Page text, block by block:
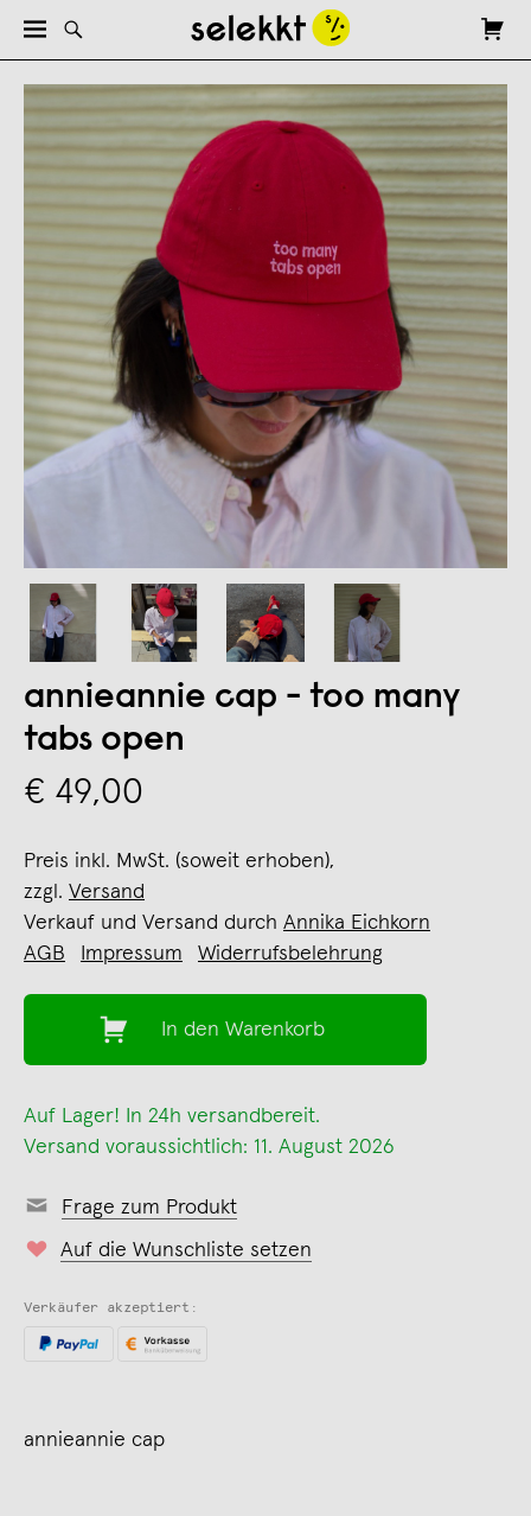
annieannie cap - too many
tabs open
€ 49,00
Preis inkl. MwSt. (soweit erhoben),
zzgl. Versand
Verkauf und Versand durch Annika Eichkorn
AGB
Impressum Widerrufsbelehrung
In den Warenkorb
Auf Lager! In 24h versandbereit.
Versand voraussichtlich: 11. August 2026
Frage zum Produkt
Auf die Wunschliste setzen
Verkäufer akzeptiert:
annieannie cap